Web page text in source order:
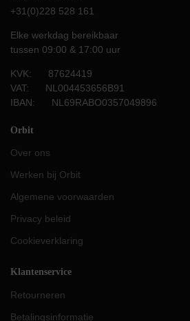
+31(0)228 528 161
Elke werkdag bereikbaar
tussen 09:00 & 17:00 uur
KVK: 87624419
VAT: NL004453656B91
IBAN: NL69RABO0357049896
Orbit
Over ons
Werken bij Orbit
Algemene voorwaarden
Privacy beleid
Cookieverklaring
Klantenservice
Retourneren
Betalingsinformatie